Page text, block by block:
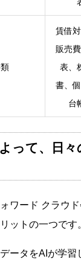
賃借
販売
表、
書、
台
って、日々
ワード クラウド
ットの一つです
ータをAIが学習